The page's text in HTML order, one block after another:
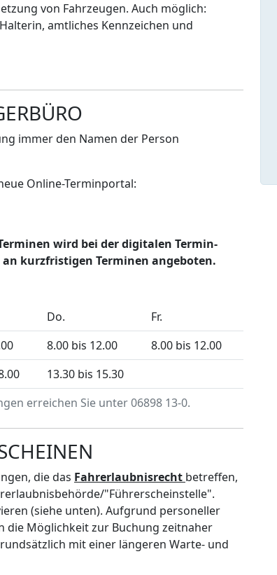
von Fahrzeugen. Auch möglich:
amtliches Kennzeichen und
immer den Namen der Person
Online-Terminportal:
wird bei der digitalen Termin-
kurzfristigen Terminen angeboten.
erreichen Sie unter 06898 13-0.
Do.
Fr.
8.00 bis 12.00
8.00 bis 12.00
13.30 bis 15.30
die das Fahrerlaubnisrecht betreffen,
"Führerscheinstelle".
(siehe unten). Aufgrund personeller
die Möglichkeit zur Buchung zeitnaher
mit einer längeren Warte- und